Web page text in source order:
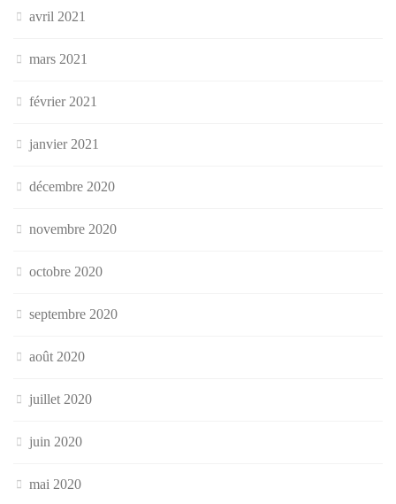
avril 2021
mars 2021
février 2021
janvier 2021
décembre 2020
novembre 2020
octobre 2020
septembre 2020
août 2020
juillet 2020
juin 2020
mai 2020